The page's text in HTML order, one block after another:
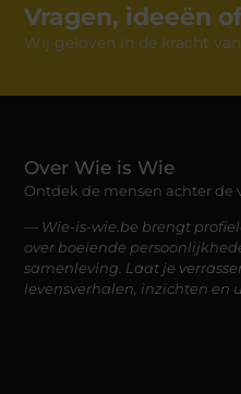
Vragen, ideeën
Wij geloven in de kracht
Over Wie is Wie
Ontdek de mensen achter de
— Wie-is-wie.be brengt
over boeiende
samenleving. Laat je
levensverhalen, inzichten en